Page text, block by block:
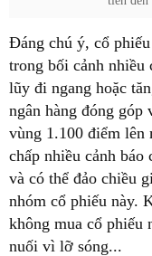
Đáng chú ý, cổ
trong bối cảnh nhiều
lũy đi ngang hoặc
ngân hàng đóng
vùng 1.100 điểm lên
chấp nhiều cảnh báo
và có thể đảo chiều
nhóm cổ phiếu này.
không mua cổ phiếu
nuối vì lỡ sóng...